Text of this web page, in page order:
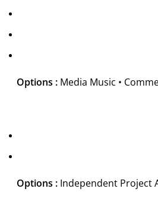
Options : Media Music •
Options : Independent Project